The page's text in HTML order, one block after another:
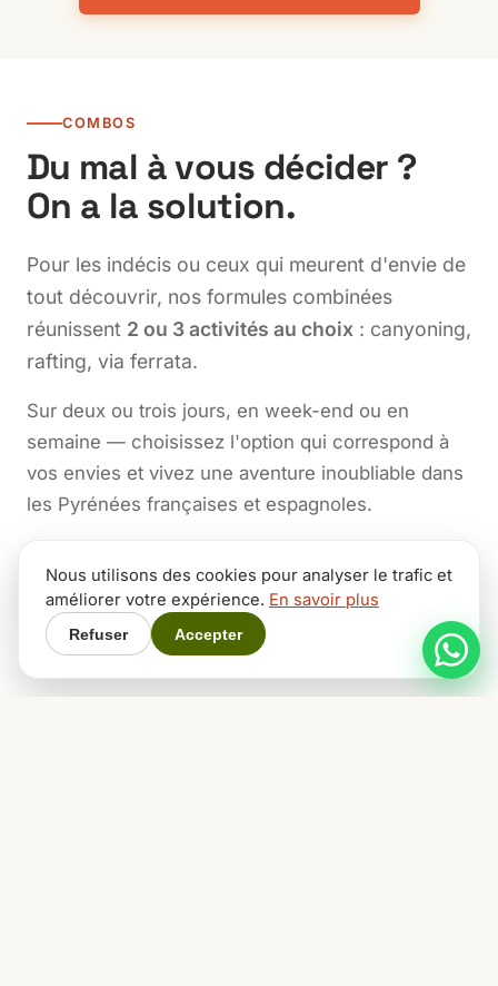
COMBOS
Du mal à vous décider ?
On a la solution.
Pour les indécis ou ceux qui meurent d'envie de
tout découvrir, nos formules combinées
réunissent 2 ou 3 activités au choix : canyoning,
rafting, via ferrata.
Sur deux ou trois jours, en week-end ou en
semaine — choisissez l'option qui correspond à
vos envies et vivez une aventure inoubliable dans
les Pyrénées françaises et espagnoles.
Découvrir nos 3 combos
Voir les tarifs
Nous utilisons des cookies pour analyser le trafic et
améliorer votre expérience. En savoir plus
Refuser Accepter